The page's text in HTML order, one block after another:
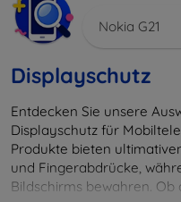
Nokia G21
Displayschutz
Entdecken Sie unsere
Displayschutz für
Produkte bieten
und Fingerabdrücke,
Bildschirms bewahren.